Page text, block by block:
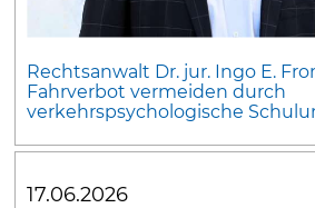
Rechtsanwalt Dr. jur. Ingo E.
Fahrverbot vermeiden durch
verkehrspsychologische
17.06.2026